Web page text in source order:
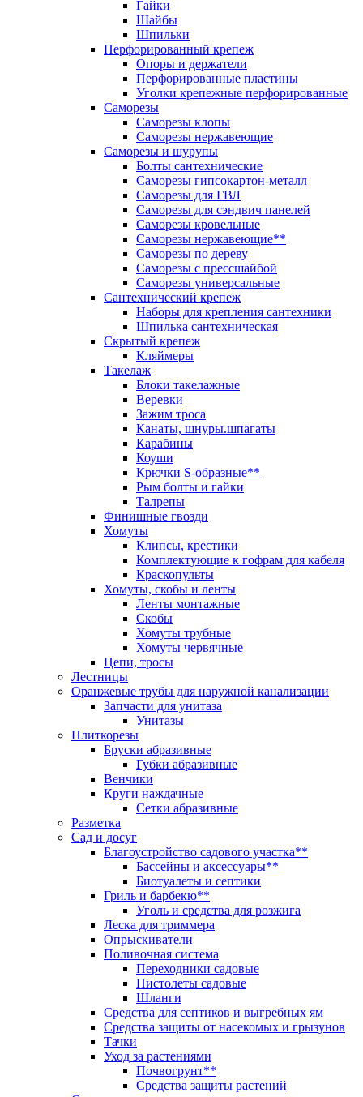
Гайки
Шайбы
Шпильки
Перфорированный крепеж
Опоры и держатели
Перфорированные пластины
Уголки крепежные перфорированные
Саморезы
Саморезы клопы
Саморезы нержавеющие
Саморезы и шурупы
Болты сантехнические
Саморезы гипсокартон-металл
Саморезы для ГВЛ
Саморезы для сэндвич панелей
Саморезы кровельные
Саморезы нержавеющие**
Саморезы по дереву
Саморезы с прессшайбой
Саморезы универсальные
Сантехнический крепеж
Наборы для крепления сантехники
Шпилька сантехническая
Скрытый крепеж
Кляймеры
Такелаж
Блоки такелажные
Веревки
Зажим троса
Канаты, шнуры.шпагаты
Карабины
Коуши
Крючки S-образные**
Рым болты и гайки
Талрепы
Финишные гвозди
Хомуты
Клипсы, крестики
Комплектующие к гофрам для кабеля
Краскопульты
Хомуты, скобы и ленты
Ленты монтажные
Скобы
Хомуты трубные
Хомуты червячные
Цепи, тросы
Лестницы
Оранжевые трубы для наружной канализации
Запчасти для унитаза
Унитазы
Плиткорезы
Бруски абразивные
Губки абразивные
Венчики
Круги наждачные
Сетки абразивные
Разметка
Сад и досуг
Благоустройство садового участка**
Бассейны и аксессуары**
Биотуалеты и септики
Гриль и барбекю**
Уголь и средства для розжига
Леска для триммера
Опрыскиватели
Поливочная система
Переходники садовые
Пистолеты садовые
Шланги
Средства для септиков и выгребных ям
Средства защиты от насекомых и грызунов
Тачки
Уход за растениями
Почвогрунт**
Средства защиты растений